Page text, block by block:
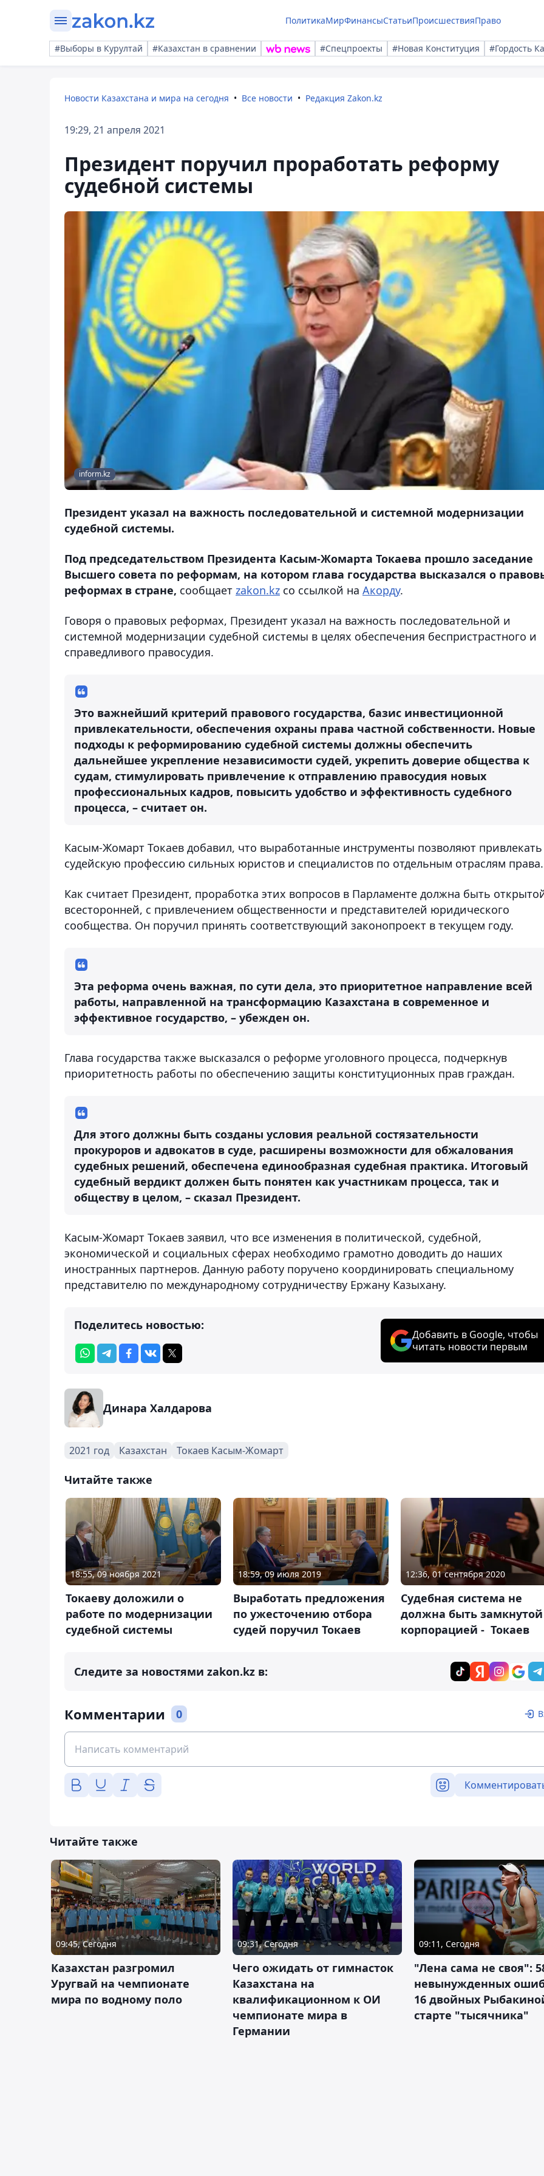
ПолитикаМирФинансыСтатьиПроисшествияПраво
#Выборы в Курултай #Казахстан в сравнении #Спецпроекты #Новая Конституция #Гордость
Новости Казахстана и мира на сегодня Все новости Редакция Zakon.kz
19:29, 21 апреля 2021
Президент поручил проработать реформу
судебной системы
inform.kz
Президент указал на важность последовательной и системной модернизации
судебной системы.
Под председательством Президента Касым-Жомарта Токаева прошло заседание
Высшего cовета по реформам, на котором глава государства высказался о
реформах в стране, сообщает zakon.kz со ссылкой на Акорду.
Говоря о правовых реформах, Президент указал на важность последовательной и
системной модернизации судебной системы в целях обеспечения беспристрастного и
справедливого правосудия.
Это важнейший критерий правового государства, базис инвестиционной
привлекательности, обеспечения охраны права частной собственности. Новые
подходы к реформированию судебной системы должны обеспечить
дальнейшее укрепление независимости судей, укрепить доверие общества к
судам, стимулировать привлечение к отправлению правосудия новых
профессиональных кадров, повысить удобство и эффективность судебного
процесса, – считает он.
Касым-Жомарт Токаев добавил, что выработанные инструменты позволяют
судейскую профессию сильных юристов и специалистов по отдельным отраслям права.
Как считает Президент, проработка этих вопросов в Парламенте должна быть
всесторонней, с привлечением общественности и представителей юридического
сообщества. Он поручил принять соответствующий законопроект в текущем году.
Эта реформа очень важная, по сути дела, это приоритетное направление всей
работы, направленной на трансформацию Казахстана в современное и
эффективное государство, – убежден он.
Глава государства также высказался о реформе уголовного процесса, подчеркнув
приоритетность работы по обеспечению защиты конституционных прав граждан.
Для этого должны быть созданы условия реальной состязательности
прокуроров и адвокатов в суде, расширены возможности для обжалования
судебных решений, обеспечена единообразная судебная практика. Итоговый
судебный вердикт должен быть понятен как участникам процесса, так и
обществу в целом, – сказал Президент.
Касым-Жомарт Токаев заявил, что все изменения в политической, судебной,
экономической и социальных сферах необходимо грамотно доводить до наших
иностранных партнеров. Данную работу поручено координировать специальному
представителю по международному сотрудничеству Ержану Казыхану.
Поделитесь новостью:
Добавить в Google, чтобы
читать новости первым
Динара Халдарова
2021 год Казахстан Токаев Касым-Жомарт
Читайте также
18:55, 09 ноября 2021
Токаеву доложили о
работе по модернизации
судебной системы
18:59, 09 июля 2019
Выработать предложения
по ужесточению отбора
судей поручил Токаев
12:36, 01 сентября 2020
Судебная система не
должна быть замкнутой
корпорацией - Токаев
Следите за новостями zakon.kz в:
Комментарии 0
Читайте также
09:45, Сегодня
Казахстан разгромил
Уругвай на чемпионате
мира по водному поло
09:31, Сегодня
Чего ожидать от гимнасток
Казахстана на
квалификационном к ОИ
чемпионате мира в
Германии
09:11, Сегодня
"Лена сама не своя":
невынужденных
16 двойных
старте "тысячника"